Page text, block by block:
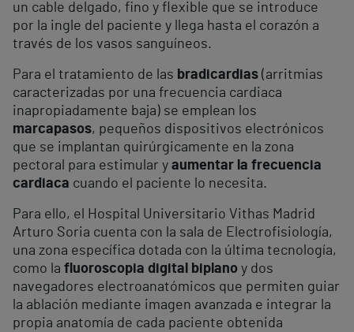
un cable delgado, fino y flexible que se introduce
por la ingle del paciente y llega hasta el corazón a
través de los vasos sanguíneos.
Para el tratamiento de las bradicardias (arritmias
caracterizadas por una frecuencia cardiaca
inapropiadamente baja) se emplean los
marcapasos, pequeños dispositivos electrónicos
que se implantan quirúrgicamente en la zona
pectoral para estimular y aumentar la frecuencia
cardiaca cuando el paciente lo necesita.
Para ello, el Hospital Universitario Vithas Madrid
Arturo Soria cuenta con la sala de Electrofisiología,
una zona específica dotada con la última tecnología,
como la fluoroscopia digital biplano y dos
navegadores electroanatómicos que permiten guiar
la ablación mediante imagen avanzada e integrar la
propia anatomía de cada paciente obtenida